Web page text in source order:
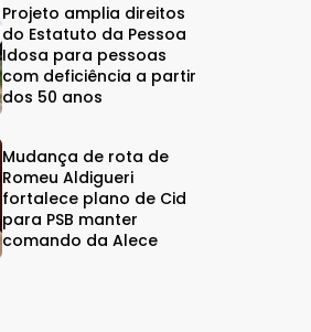
Projeto amplia direitos
do Estatuto da Pessoa
Idosa para pessoas
com deficiência a partir
dos 50 anos
Mudança de rota de
Romeu Aldigueri
fortalece plano de Cid
para PSB manter
comando da Alece